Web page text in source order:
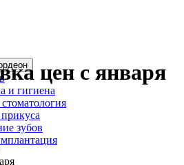
и гигиена
зубов
цен с января